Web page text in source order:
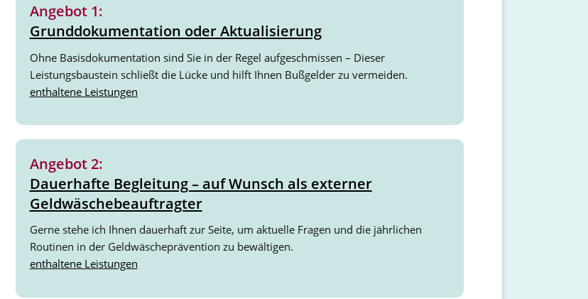
Angebot 1:
Grunddokumentation oder Aktualisierung
Ohne Basisdokumentation sind Sie in der Regel aufgeschmissen – Dieser
Leistungsbaustein schließt die Lücke und hilft Ihnen Bußgelder zu vermeiden.
enthaltene Leistungen
Angebot 2:
Dauerhafte Begleitung – auf Wunsch als externer
Geldwäschebeauftragter
Gerne stehe ich Ihnen dauerhaft zur Seite, um aktuelle Fragen und die jährlichen
Routinen in der Geldwäscheprävention zu bewältigen.
enthaltene Leistungen